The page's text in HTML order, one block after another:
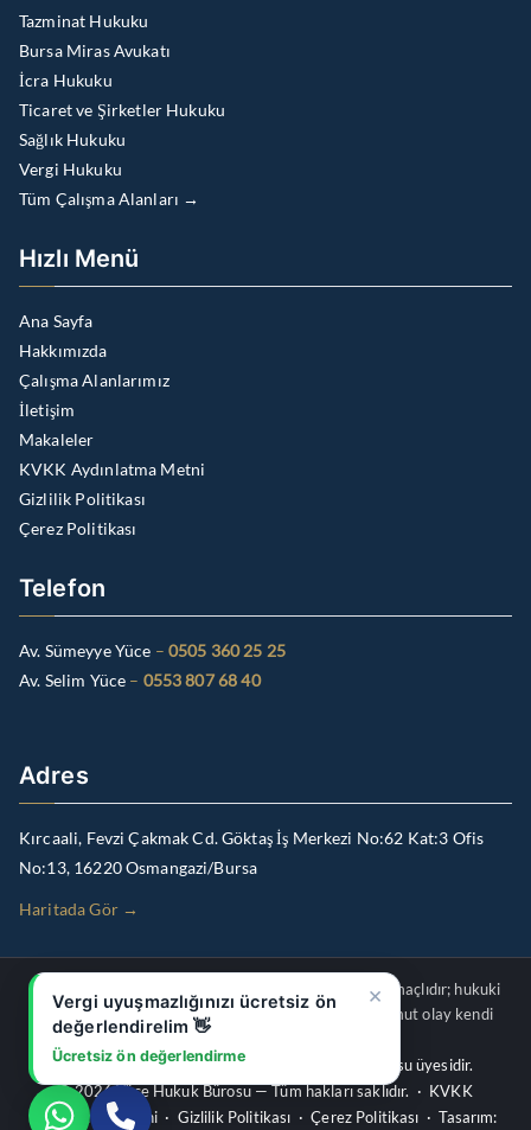
Tazminat Hukuku
Bursa Miras Avukatı
İcra Hukuku
Ticaret ve Şirketler Hukuku
Sağlık Hukuku
Vergi Hukuku
Tüm Çalışma Alanları →
Hızlı Menü
Ana Sayfa
Hakkımızda
Çalışma Alanlarımız
İletişim
Makaleler
KVKK Aydınlatma Metni
Gizlilik Politikası
Çerez Politikası
Telefon
Av. Sümeyye Yüce – 0505 360 25 25
Av. Selim Yüce – 0553 807 68 40
Adres
Kırcaali, Fevzi Çakmak Cd. Göktaş İş Merkezi No:62 Kat:3 Ofis
No:13, 16220 Osmangazi/Bursa
Haritada Gör →
Bu internet sitesindeki içerikler genel bilgilendirme amaçlıdır; hukuki
danışmanlık veya vekâlet ilişkisi oluşturmaz. Her somut olay kendi
koşullarında ayrıca değerlendirilmelidir.
Av. Sümeyye Yüce & Av. Selim Yüce — Bursa Barosu üyesidir.
© 2026 Yüce Hukuk Bürosu — Tüm hakları saklıdır. · KVKK
Aydınlatma Metni· Gizlilik Politikası ·Çerez Politikası · Tasarım:
×
Vergi uyuşmazlığınızı ücretsiz ön
değerlendirelim 👋
Ücretsiz ön değerlendirme